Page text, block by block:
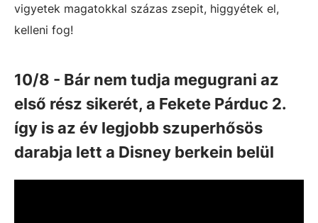
vigyetek magatokkal százas zsepit, higgyétek el,
kelleni fog!
10/8 - Bár nem tudja megugrani az
első rész sikerét, a Fekete Párduc 2.
így is az év legjobb szuperhősös
darabja lett a Disney berkein belül